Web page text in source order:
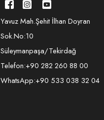
Yavuz Mah.Şehit İlhan Doyran
Sok.No:10
Süleymanpaşa/Tekirdağ
Telefon:+90 282 260 88 00
WhatsApp:+90 533 038 32 04